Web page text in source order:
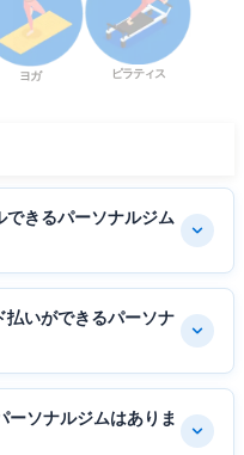
ヨガ ピラティス
きるパーソナルジム
払いができるパーソナ
ソナルジムはありま